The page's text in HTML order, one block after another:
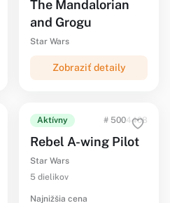
The Mandalorian
and Grogu
Star Wars
Zobraziť detaily
Aktívny # 5004408
Rebel A-wing Pilot
Star Wars
5 dielikov
Najnižšia cena